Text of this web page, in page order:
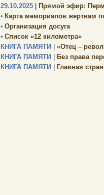
29.10.2025
Прямой эфир:
• Карта мемориалов жертвам
• Организация досуга
• Список «12 километра»
КНИГА ПАМЯТИ
«Отец –
КНИГА ПАМЯТИ
Без права
КНИГА ПАМЯТИ
Главная